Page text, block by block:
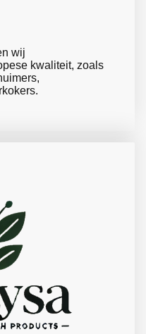
wij
kwaliteit, zoals